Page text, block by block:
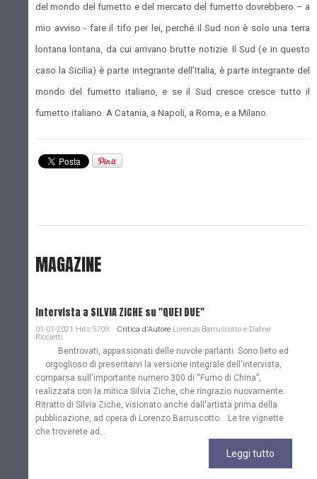
del mondo del fumetto e del mercato del fumetto dovrebbero – a
mio avviso - fare il tifo per lei, perché il Sud non è solo una terra
lontana lontana, da cui arrivano brutte notizie. Il Sud (e in questo
caso la Sicilia) è parte integrante dell’Italia, è parte integrante del
mondo del fumetto italiano, e se il Sud cresce cresce tutto il
fumetto italiano. A Catania, a Napoli, a Roma, e a Milano.
MAGAZINE
Intervista a SILVIA ZICHE su "QUEI DUE"
01-01-2021 Hits:5703 Critica d'Autore Lorenzo Barruscotto e Dafne
Riccietti
Bentrovati, appassionati delle nuvole parlanti. Sono lieto ed
orgoglioso di presentarvi la versione integrale dell'intervista,
comparsa sull'importante numero 300 di “Fumo di China”,
realizzata con la mitica Silvia Ziche, che ringrazio nuovamente.
Ritratto di Silvia Ziche, visionato anche dall'artista prima della
pubblicazione, ad opera di Lorenzo Barruscotto. Le tre vignette
che troverete ad...
Leggi tutto